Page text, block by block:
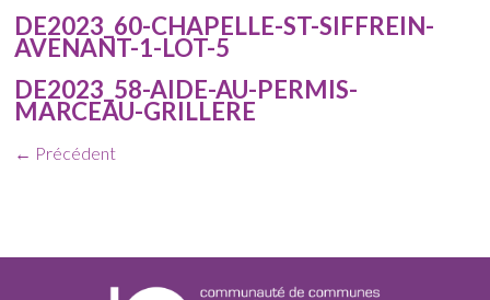
DE2023_60-CHAPELLE-ST-SIFFREIN-
AVENANT-1-LOT-5
DE2023_58-AIDE-AU-PERMIS-
MARCEAU-GRILLERE
← Précédent